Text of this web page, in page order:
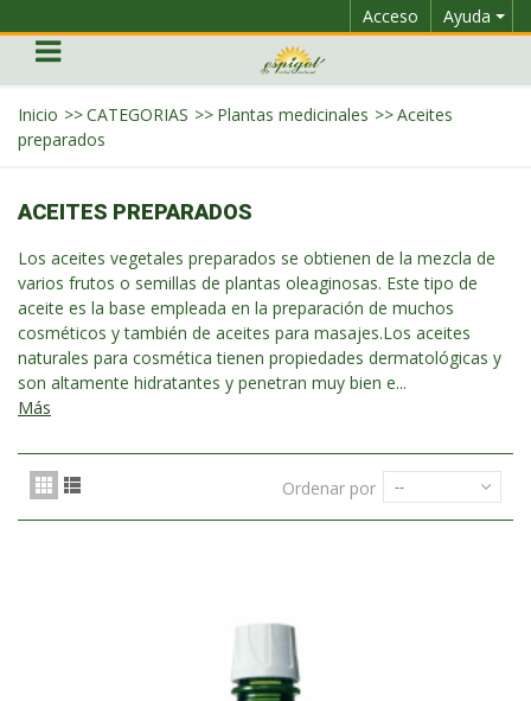
Ayuda
Acceso
Inicio >>CATEGORIAS >> Plantas medicinales >>Aceites
preparados
ACEITES PREPARADOS
Los aceites vegetales preparados se obtienen de la mezcla de
varios frutos o semillas de plantas oleaginosas. Este tipo de
aceite es la base empleada en la preparación de muchos
cosméticos y también de aceites para masajes.Los aceites
naturales para cosmética tienen propiedades dermatológicas y
son altamente hidratantes y penetran muy bien e...
Más
Ordenar por --